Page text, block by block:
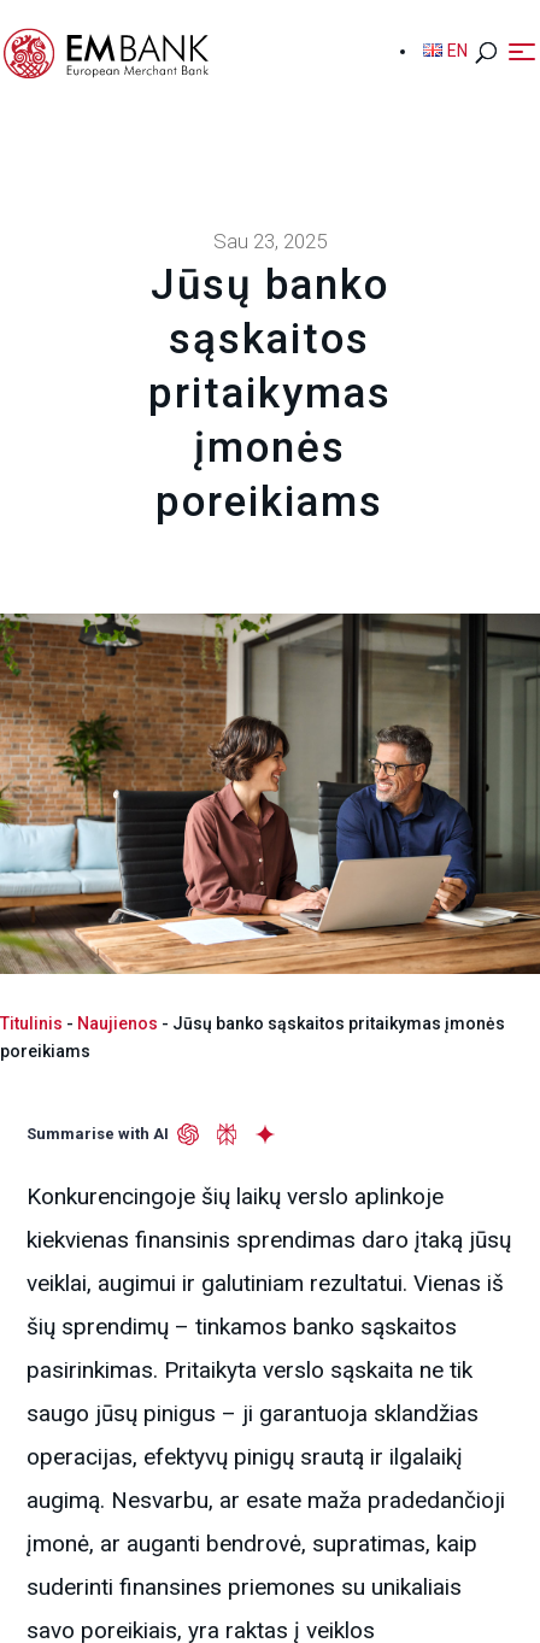
EN
EN
Sau 23, 2025
Jūsų banko
sąskaitos
pritaikymas
įmonės
poreikiams
Titulinis - Naujienos - Jūsų banko sąskaitos pritaikymas įmonės
poreikiams
Summarise with AI
Konkurencingoje šių laikų verslo aplinkoje
kiekvienas finansinis sprendimas daro įtaką jūsų
veiklai, augimui ir galutiniam rezultatui. Vienas iš
šių sprendimų – tinkamos banko sąskaitos
pasirinkimas. Pritaikyta verslo sąskaita ne tik
saugo jūsų pinigus – ji garantuoja sklandžias
operacijas, efektyvų pinigų srautą ir ilgalaikį
augimą. Nesvarbu, ar esate maža pradedančioji
įmonė, ar auganti bendrovė, supratimas, kaip
suderinti finansines priemones su unikaliais
savo poreikiais, yra raktas į veiklos